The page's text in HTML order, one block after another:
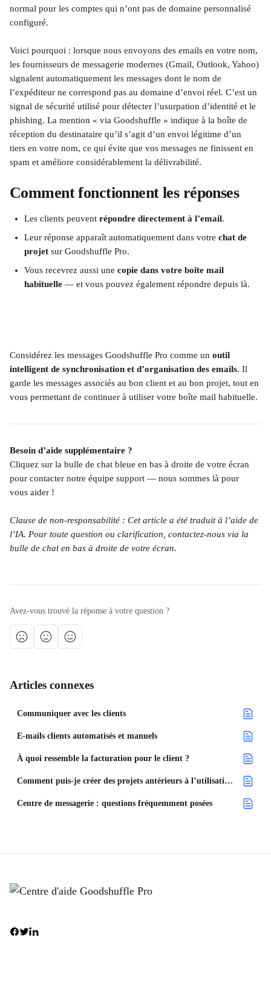
normal pour les comptes qui n’ont pas de domaine personnalisé
configuré.
Voici pourquoi : lorsque nous envoyons des emails en votre nom,
les fournisseurs de messagerie modernes (Gmail, Outlook, Yahoo)
signalent automatiquement les messages dont le nom de
l’expéditeur ne correspond pas au domaine d’envoi réel. C’est un
signal de sécurité utilisé pour détecter l’usurpation d’identité et le
phishing. La mention « via Goodshuffle » indique à la boîte de
réception du destinataire qu’il s’agit d’un envoi légitime d’un
tiers en votre nom, ce qui évite que vos messages ne finissent en
spam et améliore considérablement la délivrabilité.
Comment fonctionnent les réponses
Les clients peuvent répondre directement à l’email.
Leur réponse apparaît automatiquement dans votre chat de
projet sur Goodshuffle Pro.
Vous recevrez aussi une copie dans votre boîte mail
habituelle — et vous pouvez également répondre depuis là.
Considérez les messages Goodshuffle Pro comme un outil
intelligent de synchronisation et d’organisation des emails. Il
garde les messages associés au bon client et au bon projet, tout en
vous permettant de continuer à utiliser votre boîte mail habituelle.
Besoin d’aide supplémentaire ?
Cliquez sur la bulle de chat bleue en bas à droite de votre écran
pour contacter notre équipe support — nous sommes là pour
vous aider !
Clause de non-responsabilité : Cet article a été traduit à l’aide de
l’IA. Pour toute question ou clarification, contactez-nous via la
bulle de chat en bas à droite de votre écran.
Avez-vous trouvé la réponse à votre question ?
Articles connexes
Communiquer avec les clients
E-mails clients automatisés et manuels
À quoi ressemble la facturation pour le client ?
Comment puis-je créer des projets antérieurs à l’utilisation de Goodshuffle Pro ?
Centre de messagerie : questions fréquemment posées